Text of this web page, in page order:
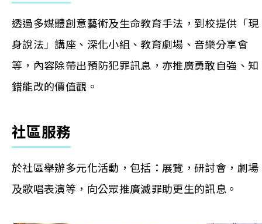
透過多媒體創意藝術及生命教育手法，到校提供「現
身說法」講座、深化小組、教育劇場、音樂分享會
等，內容除帶出預防犯罪訊息，亦推廣勇敢自強、知
錯能改的價值觀。
社區服務
於社區舉辦多元化活動，包括：展覽，研討會，劇場
及歌唱表演等，向公眾推廣滅罪助更生的訊息。